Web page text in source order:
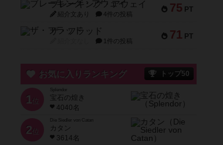
75 PT
ブレーキング・アウェイ
紹介文あり 4件の投稿
71 PT
ザ・フラッド
1件の投稿
お気に入りランキング トップ50
1 位
宝石の煌き
4040名
2 位
Die Siedler von Catan
カタン
3614名